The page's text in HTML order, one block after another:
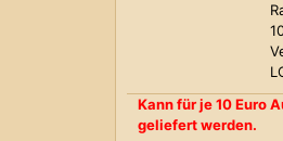
Kann für je 10 Euro
geliefert werden.